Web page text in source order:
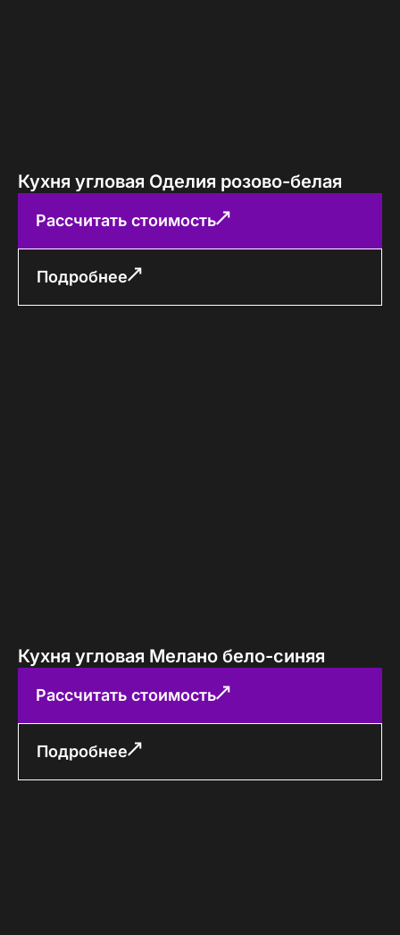
Кухня угловая Оделия розово-белая
Рассчитать стоимость
Подробнее
Кухня угловая Мелано бело-синяя
Рассчитать стоимость
Подробнее